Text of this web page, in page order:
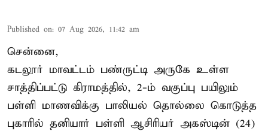
Published on: 07 Aug 2026, 11:42 am
சென்னை,
கடலூர் மாவட்டம் பண்ருட்டி அருகே உள்ள
சாத்திப்பட்டு கிராமத்தில், 2-ம் வகுப்பு பயிலும்
பள்ளி மாணவிக்கு பாலியல் தொல்லை கொடுத்த
புகாரில் தனியார் பள்ளி ஆசிரியர் அகஸ்டின் (24)